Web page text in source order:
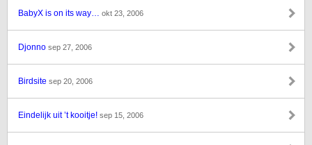
BabyX is on its way… okt 23, 2006
Djonno sep 27, 2006
Birdsite sep 20, 2006
Eindelijk uit ’t kooitje! sep 15, 2006